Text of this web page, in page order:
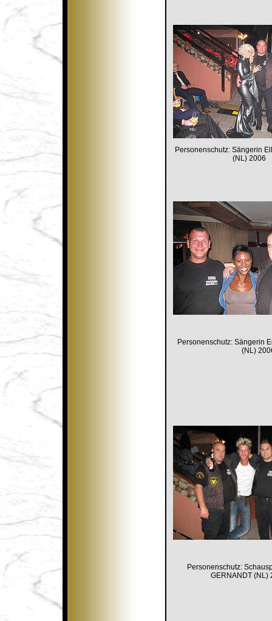
Personenschutz: Sängerin
(NL) 2006
Personenschutz: Sängerin
(NL)
Personenschutz:
GERNANDT (NL)